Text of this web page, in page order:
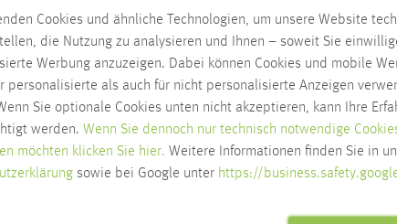
Cookies und ähnliche Technologien, um unsere Website
die Nutzung zu analysieren und Ihnen – soweit Sie
Werbung anzuzeigen. Dabei können Cookies und mobile
personalisierte als auch für nicht personalisierte Anzeigen
Sie optionale Cookies unten nicht akzeptieren, kann Ihre
werden. Wenn Sie dennoch nur technisch notwendige
möchten klicken Sie hier. Weitere Informationen finden Sie in
sowie bei Google unter https://
Lieferzeit wird nach